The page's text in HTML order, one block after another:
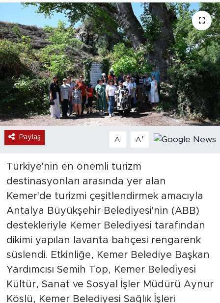
Paylaş A- A+
Türkiye'nin en önemli turizm
destinasyonları arasında yer alan
Kemer'de turizmi çeşitlendirmek amacıyla
Antalya Büyükşehir Belediyesi'nin (ABB)
destekleriyle Kemer Belediyesi tarafından
dikimi yapılan lavanta bahçesi rengarenk
süslendi. Etkinliğe, Kemer Belediye Başkan
Yardımcısı Semih Top, Kemer Belediyesi
Kültür, Sanat ve Sosyal İşler Müdürü Aynur
Köslü, Kemer Belediyesi Sağlık İşleri